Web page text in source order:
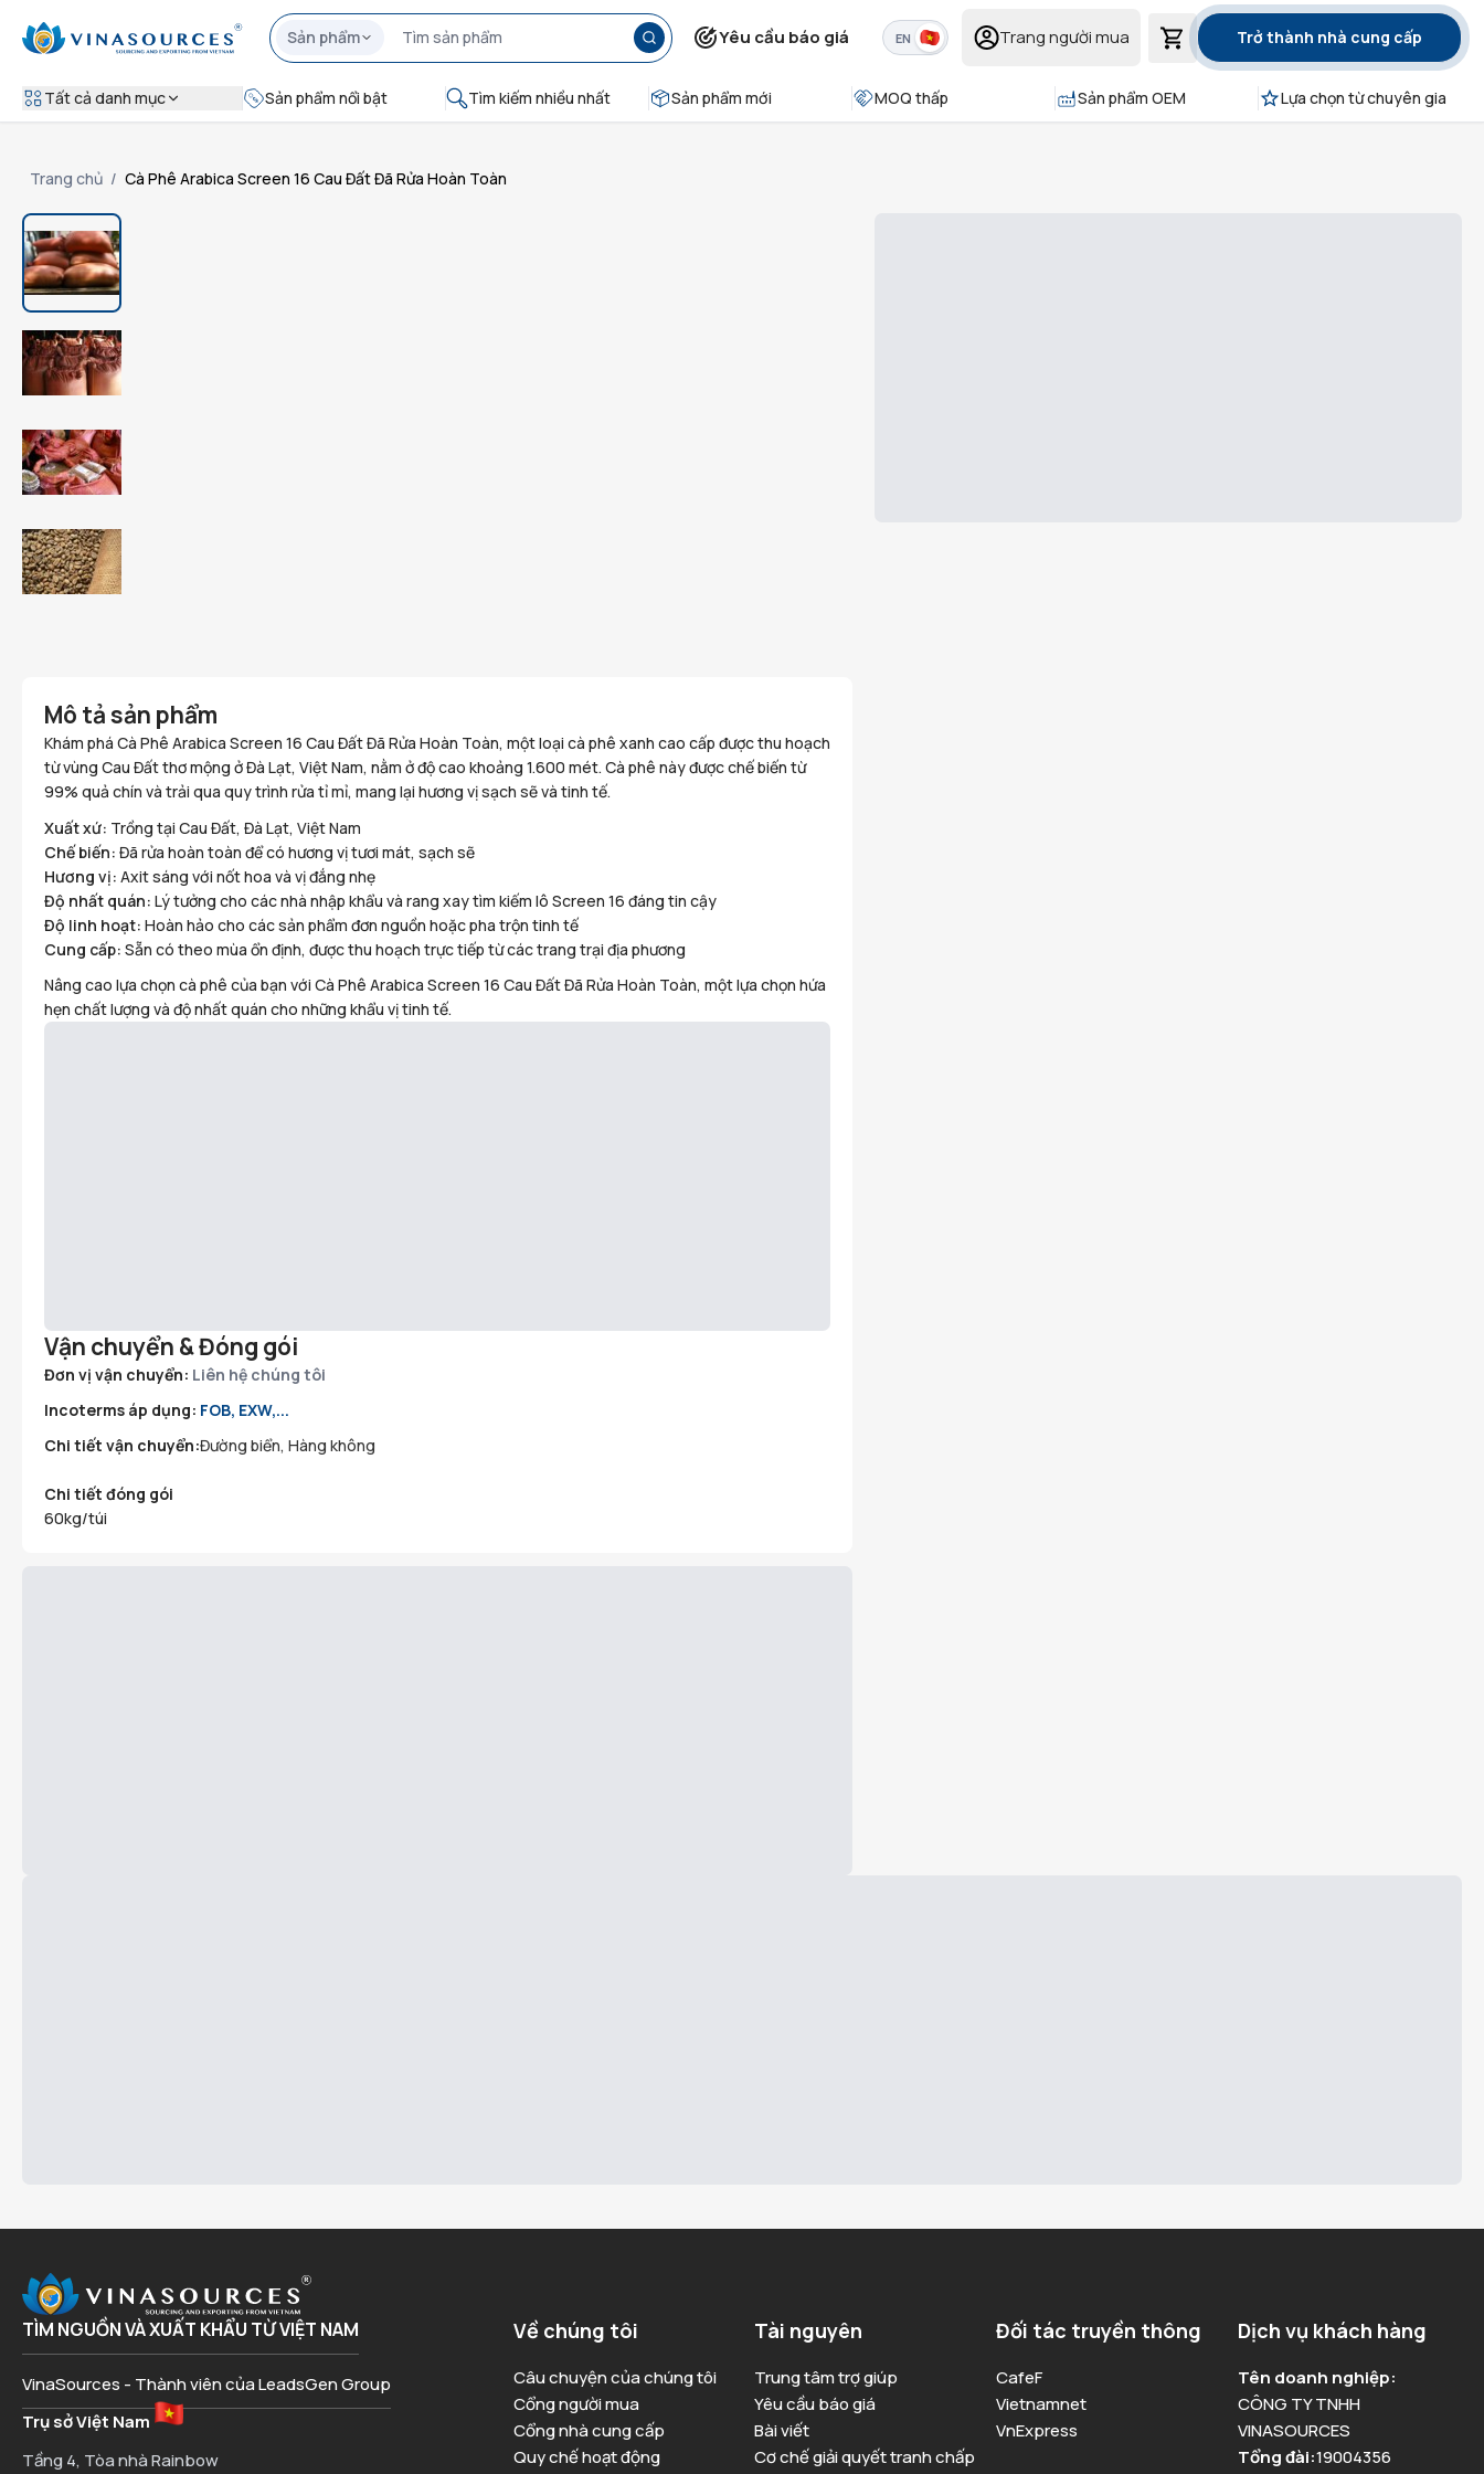
Sản phẩm Yêu cầu báo giá EN Trang người mua Trở thành nhà cung cấp
Tất cả danh mục Sản phẩm nổi bật Tìm kiếm nhiều nhất Sản phẩm mới MOQ thấp Sản phẩm OEM Lựa chọn từ chuyên gia
Trang chủ / Cà Phê Arabica Screen 16 Cau Đất Đã Rửa Hoàn Toàn
Mô tả sản phẩm
Khám phá Cà Phê Arabica Screen 16 Cau Đất Đã Rửa Hoàn Toàn, một loại cà phê xanh cao cấp được thu hoạch
từ vùng Cau Đất thơ mộng ở Đà Lạt, Việt Nam, nằm ở độ cao khoảng 1.600 mét. Cà phê này được chế biến từ
99% quả chín và trải qua quy trình rửa tỉ mỉ, mang lại hương vị sạch sẽ và tinh tế.
Xuất xứ: Trồng tại Cau Đất, Đà Lạt, Việt Nam
Chế biến: Đã rửa hoàn toàn để có hương vị tươi mát, sạch sẽ
Hương vị: Axit sáng với nốt hoa và vị đắng nhẹ
Độ nhất quán: Lý tưởng cho các nhà nhập khẩu và rang xay tìm kiếm lô Screen 16 đáng tin cậy
Độ linh hoạt: Hoàn hảo cho các sản phẩm đơn nguồn hoặc pha trộn tinh tế
Cung cấp: Sẵn có theo mùa ổn định, được thu hoạch trực tiếp từ các trang trại địa phương
Nâng cao lựa chọn cà phê của bạn với Cà Phê Arabica Screen 16 Cau Đất Đã Rửa Hoàn Toàn, một lựa chọn hứa
hẹn chất lượng và độ nhất quán cho những khẩu vị tinh tế.
Vận chuyển & Đóng gói
Đơn vị vận chuyển: Liên hệ chúng tôi
Incoterms áp dụng: FOB, EXW,...
Chi tiết vận chuyển:Đường biển, Hàng không
Chi tiết đóng gói
60kg/túi
TÌM NGUỒN VÀ XUẤT KHẨU TỪ VIỆT NAM
VinaSources - Thành viên của LeadsGen Group
Trụ sở Việt Nam
Tầng 4, Tòa nhà Rainbow
Về chúng tôi
Câu chuyện của chúng tôi
Cổng người mua
Cổng nhà cung cấp
Quy chế hoạt động
Tài nguyên
Trung tâm trợ giúp
Yêu cầu báo giá
Bài viết
Cơ chế giải quyết tranh chấp
Đối tác truyền thông
CafeF
Vietnamnet
VnExpress
Dịch vụ khách hàng
Tên doanh nghiệp:
CÔNG TY TNHH
VINASOURCES
Tổng đài:19004356